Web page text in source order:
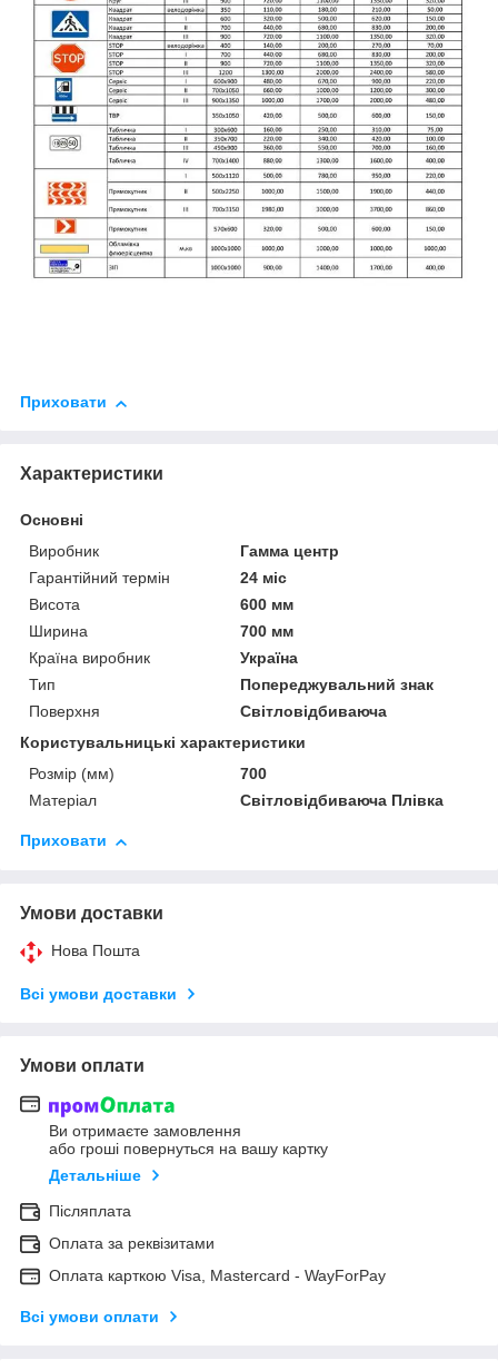
Приховати
Характеристики
Основні
Виробник
Гамма центр
Гарантійний термін
24 міс
Висота
600 мм
Ширина
700 мм
Країна виробник
Україна
Тип
Попереджувальний знак
Поверхня
Світловідбиваюча
Користувальницькі характеристики
Розмір (мм)
700
Матеріал
Світловідбиваюча Плівка
Приховати
Умови доставки
Нова Пошта
Всі умови доставки
Умови оплати
Ви отримаєте замовлення
або гроші повернуться на вашу картку
Детальніше
Післяплата
Оплата за реквізитами
Оплата карткою Visa, Mastercard - WayForPay
Всі умови оплати